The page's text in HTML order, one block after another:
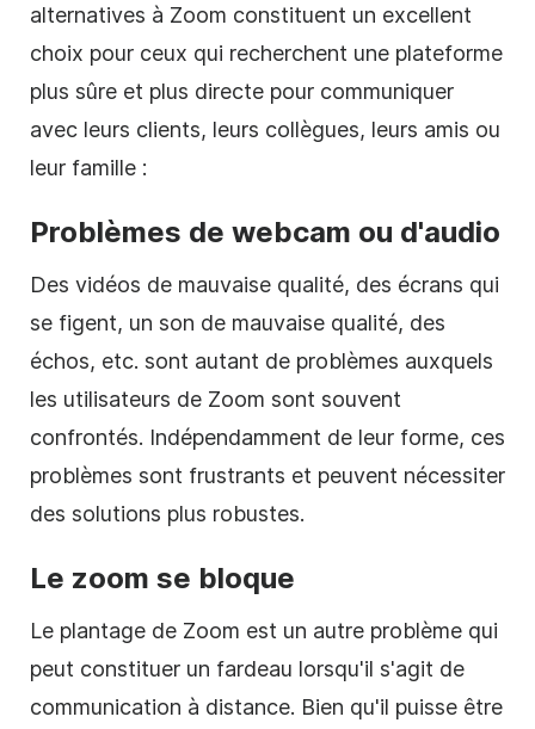
alternatives à Zoom constituent un excellent
choix pour ceux qui recherchent une plateforme
plus sûre et plus directe pour communiquer
avec leurs clients, leurs collègues, leurs amis ou
leur famille :
Problèmes de webcam ou d'audio
Des vidéos de mauvaise qualité, des écrans qui
se figent, un son de mauvaise qualité, des
échos, etc. sont autant de problèmes auxquels
les utilisateurs de Zoom sont souvent
confrontés. Indépendamment de leur forme, ces
problèmes sont frustrants et peuvent nécessiter
des solutions plus robustes.
Le zoom se bloque
Le plantage de Zoom est un autre problème qui
peut constituer un fardeau lorsqu'il s'agit de
communication à distance. Bien qu'il puisse être